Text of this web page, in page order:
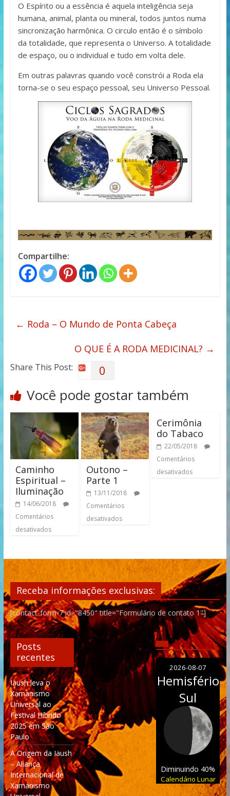
O Espírito ou a essência é aquela inteligência seja
humana, animal, planta ou mineral, todos juntos numa
sincronização harmônica. O circulo então é o símbolo
da totalidade, que representa o Universo. A totalidade
de espaço, ou o individual e tudo em volta dele.
Em outras palavras quando você constrói a Roda ela
torna-se o seu espaço pessoal, seu Universo Pessoal.
Compartilhe:
← Roda – O Mundo de Ponta Cabeça
O QUE É A RODA MEDICINAL? →
Share This Post: 0
Você pode gostar também
Caminho
Espiritual –
Iluminação
14/06/2018
Comentários
desativados
Outono –
Parte 1
13/11/2018
Comentários
desativados
Cerimônia
do Tabaco
22/05/2018
Comentários
desativados
Receba informações exclusivas:
[contact-form-7 id="8450" title="Formulário de contato 1"]
Posts
recentes
Iaush leva o
Xamanismo
Universal ao
Festival Híbrido
2025 em São
Paulo
A Origem da Iaush
– Aliança
Internacional de
Xamanismo
2026-08-07
Hemisfério
Sul
Diminuindo 40%
Calendário Lunar